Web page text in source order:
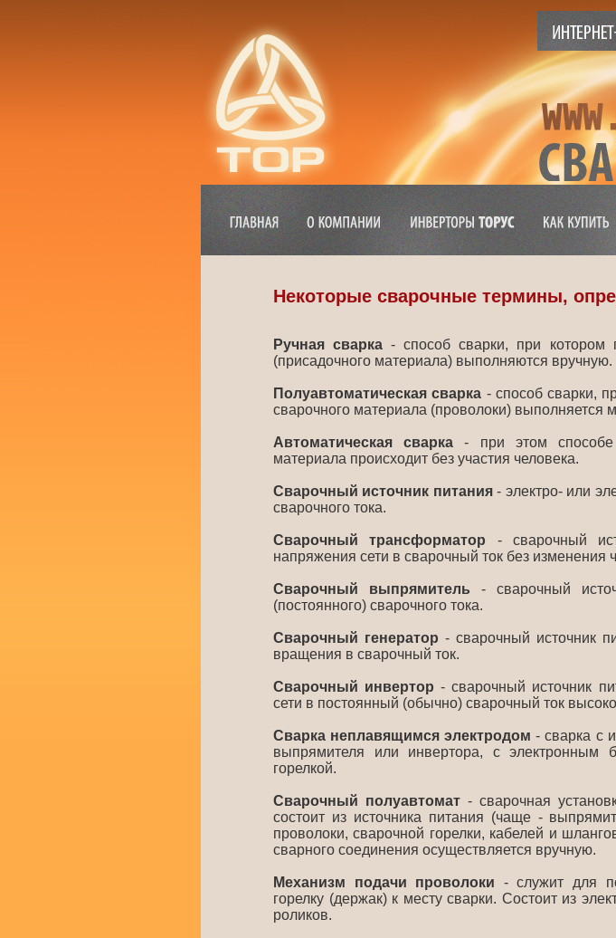
Некоторые сварочные термины,
Ручная сварка - способ сварки, при котором
(присадочного материала) выполняются вручную.
Полуавтоматическая сварка - способ сварки,
сварочного материала (проволоки) выполняется
Автоматическая сварка - при этом способе
материала происходит без участия человека.
Сварочный источник питания- электро- или
сварочного тока.
Сварочный трансформатор - сварочный
напряжения сети в сварочный ток без изменения
Сварочный выпрямитель - сварочный
(постоянного) сварочного тока.
Сварочный генератор - сварочный источник
вращения в сварочный ток.
Сварочный инвертор - сварочный источник
сети в постоянный (обычно) сварочный ток
Сварка неплавящимся электродом - сварка с
выпрямителя или инвертора, с электронным
горелкой.
Сварочный полуавтомат - сварочная
состоит из источника питания (чаще -
проволоки, сварочной горелки, кабелей и
сварного соединения осуществляется вручную.
Механизм подачи проволоки - служит для
горелку (держак) к месту сварки. Состоит из
роликов.